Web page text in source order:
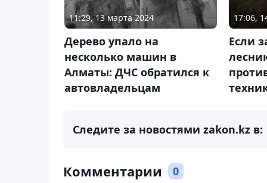
11:29, 13 марта 2024
Дерево упало на
несколько машин в
Алматы: ДЧС обратился к
автовладельцам
17:06,
Если
Следите за новостями zakon.kz в:
Комментарии 0